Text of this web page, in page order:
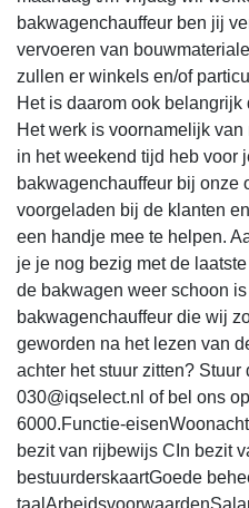
bakwagenchauffeur ben jij
vervoeren van
zullen er winkels en/of
Het is daarom ook
Het werk is voornamelijk
in het weekend tijd heb voor
bakwagenchauffeur bij onze
voorgeladen bij de klanten
een handje mee te helpen.
je je nog bezig met de
de bakwagen weer schoon
bakwagenchauffeur die wij
geworden na het lezen van
achter het stuur zitten? Stuur
030@iqselect.nl of bel ons
6000.Functie-
bezit van rijbewijs CIn bezit
bestuurderskaartGoede